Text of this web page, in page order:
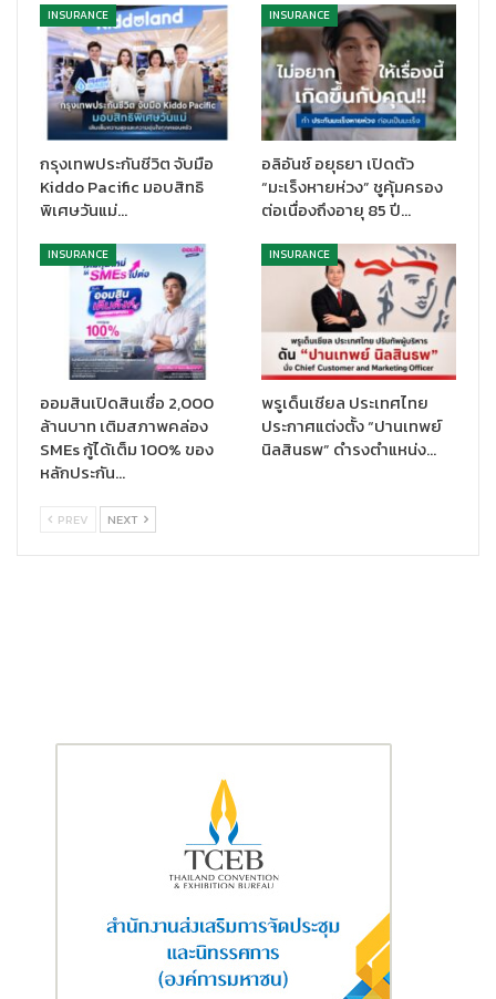
และภาคธุรกิจประกันภัยให้ความสำคัญมาโดยตลอด ทั้งนี้ จากข้อมูล ปี
2567 ประเทศไทยมีจำนวนประชากร มากกว่า 66 ล้านคน ในจำนวนนี้
เป็นผู้พิการถึงประมาณ 4.19 ล้านคน หรือประมาณร้อยละ 6 ของ
จำนวนประชากร ซึ่งถือว่าเป็นกลุ่มคนที่มีจำนวนมากพอสมควร ด้วย
ความพิการของร่างกาย จึงทำให้โอกาสในการศึกษาและการประกอบ
อาชีพของคนพิการมีน้อยกว่าคนปกติทั่วไป โดยเห็นได้จากตัวเลขของ
คนพิการในวัยทำงาน (อายุ 15- 60 ปี) ที่ลงทะเบียนคนพิการไว้
ประมาณ 850,000 คน ประกอบอาชีพไม่ถึง 2 แสนคนเท่านั้น หรือคิด
เป็นร้อยละ 22.82 เท่านั้น ส่วนที่เหลือไม่ได้ประกอบอาชีพร้อยละ 48.68
และพิการมากไม่สามารถประกอบอาชีพได้ร้อยละ 25.20 (ไม่ประสงค์
ให้ข้อมูลด้านอาชีพ ร้อยละ 3.30% จึงทำให้กลุ่มคนพิการส่วนมากเป็นก
ลุ่มผู้ที่มีความเปราะบางทางการเงิน
สำนักงาน คปภ. และภาคธุรกิจประกันภัยได้ตระหนักถึงความสำคัญ
ของการส่งเสริมความรู้และสร้างความตระหนักรู้ให้ประชาชนสามารถ
ใช้การประกันภัยเป็นเครื่องมือในการบริหารความเสี่ยง โดยเฉพาะ
กลุ่มคนพิการส่วนมากเป็นกลุ่มผู้ที่มีความเปราะบางทางการเงิน รวม
ถึงความเสี่ยงที่สังคมกลุ่มนี้ได้รับจะเป็นอย่างไร นอกจากผู้พิการแล้ว
อาจรวมถึงผู้ปกครอง หรือคุณพ่อคุณแม่ที่ให้ความดูแลผู้พิการด้วย
เนื่องด้วยภาระค่าใช้จ่ายในการดูแล และการรักษาพยาบาล ทำให้
ประชาชนกลุ่มนี้ จำเป็นต้องสร้างความมั่นคงทางการเงิน ต้องได้รับ
INSURANCE
กรุงเทพประกันชีวิต จับมือ
Kiddo Pacific มอบสิทธิ
พิเศษวันแม่…
INSURANCE
อลิอันซ์ อยุธยา เปิดตัว
“มะเร็งหายห่วง” ชูคุ้มครอง
ต่อเนื่องถึงอายุ 85 ปี…
INSURANCE
ออมสินเปิดสินเชื่อ 2,000
ล้านบาท เติมสภาพคล่อง
SMEs กู้ได้เต็ม 100% ของ
หลักประกัน…
INSURANCE
พรูเด็นเชียล ประเทศไทย
ประกาศแต่งตั้ง “ปานเทพย์
นิลสินธพ” ดำรงตำแหน่ง…
PREV NEXT